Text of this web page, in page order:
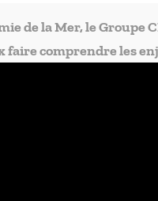
de la Mer, le
faire comprendre les